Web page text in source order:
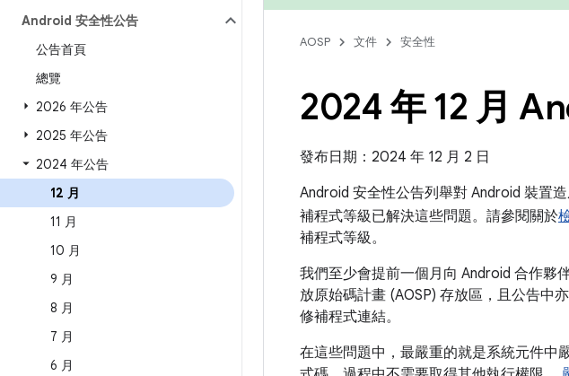
Android 安全性公告
公告首頁
總覽
2026 年公告
2025 年公告
2024 年公告
12 月
11 月
10 月
9 月
8 月
7 月
6 月
AOSP 文件 安全性
2024 年 12 月
發布日期：2024 年 12 月 2 日
Android 安全性公告列舉對 Android 裝置
補程式等級已解決這些問題。請參閱關於
補程式等級。
我們至少會提前一個月向 Android 合作夥
放原始碼計畫 (AOSP) 存放區，且公告中
修補程式連結。
在這些問題中，最嚴重的就是系統元件中